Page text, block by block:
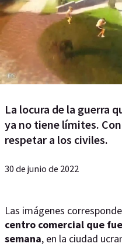
La locura de la guerra
ya no tiene límites.
respetar a los civiles.
30 de junio de 2022
Las imágenes
centro comercial que
semana, en la ciudad